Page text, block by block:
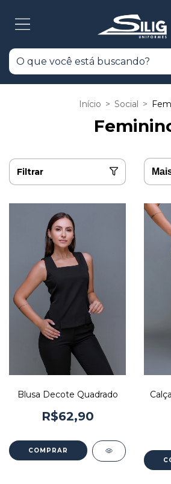
Início > Social >
Filtrar
Blusa Decote Quadrado
R$62,90
COMPRAR